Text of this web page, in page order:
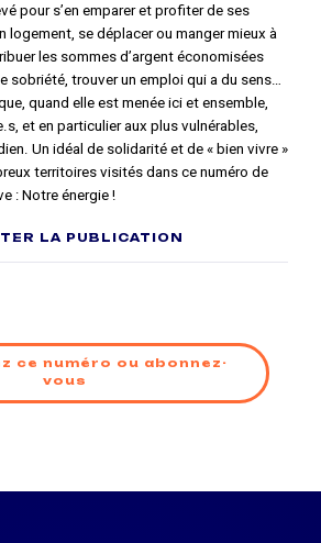
pour s’en emparer et profiter de ses
logement, se déplacer ou manger mieux à
les sommes d’argent économisées
sobriété, trouver un emploi qui a du sens…
quand elle est menée ici et ensemble,
et en particulier aux plus vulnérables,
Un idéal de solidarité et de « bien vivre »
territoires visités dans ce numéro de
: Notre énergie !
LA PUBLICATION
ce numéro ou abonnez-
vous